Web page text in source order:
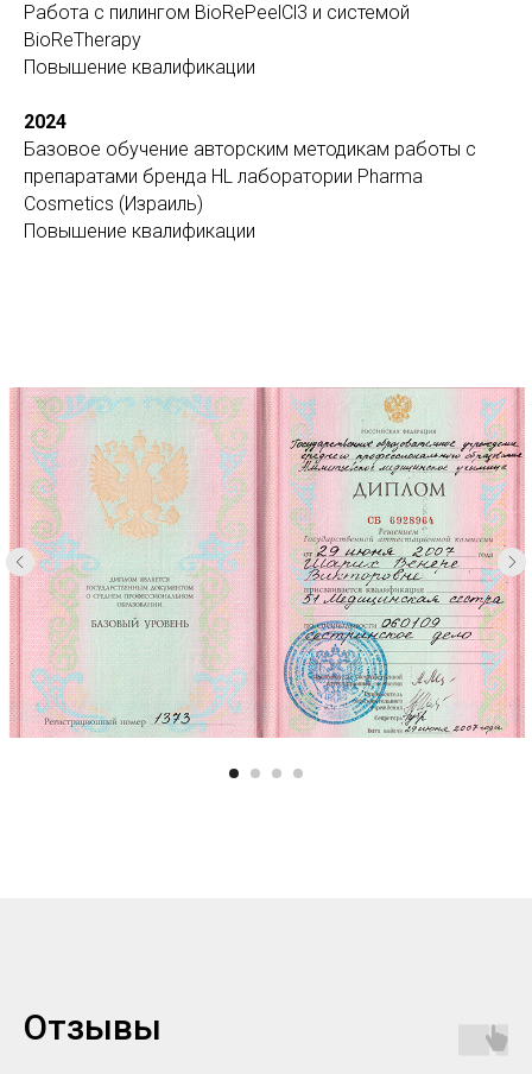
Работа с пилингом BioRePeelCl3 и системой
BioReTherapy
Повышение квалификации
2024
Базовое обучение авторским методикам работы с
препаратами бренда HL лаборатории Pharma
Cosmetics (Израиль)
Повышение квалификации
Отзывы